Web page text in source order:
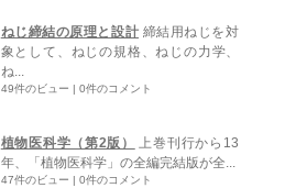
ねじ締結の原理と設計 締結用ねじを対
象として、ねじの規格、ねじの力学、
ね...
49件のビュー | 0件のコメント
植物医科学（第2版）
上巻刊行から13
年、「植物医科学」の全編完結版が全...
47件のビュー | 0件のコメント